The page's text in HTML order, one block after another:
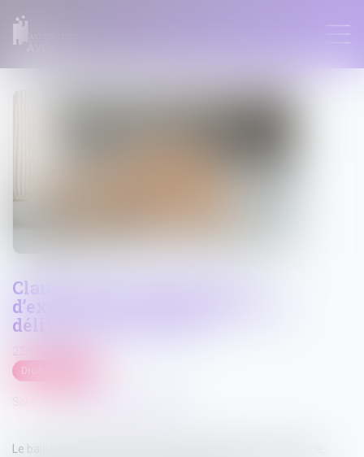
Clause de non-recours : pas
d’exonération de l’obligation de
délivrance du bailleur
Droit immobilier
Le bailleur ne peut s’exonérer de son obligation de délivrance,